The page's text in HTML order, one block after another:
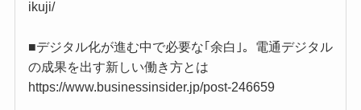
ikuji/
■デジタル化が進む中で必要な｢余白｣。電通デジタル
の成果を出す新しい働き方とは
https://www.businessinsider.jp/post-246659